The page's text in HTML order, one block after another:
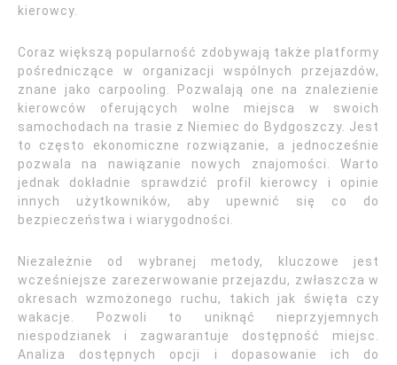
kierowcy.
Coraz większą popularność zdobywają także platformy
pośredniczące w organizacji wspólnych przejazdów,
znane jako carpooling. Pozwalają one na znalezienie
kierowców oferujących wolne miejsca w swoich
samochodach na trasie z Niemiec do Bydgoszczy. Jest
to często ekonomiczne rozwiązanie, a jednocześnie
pozwala na nawiązanie nowych znajomości. Warto
jednak dokładnie sprawdzić profil kierowcy i opinie
innych użytkowników, aby upewnić się co do
bezpieczeństwa i wiarygodności.
Niezależnie od wybranej metody, kluczowe jest
wcześniejsze zarezerwowanie przejazdu, zwłaszcza w
okresach wzmożonego ruchu, takich jak święta czy
wakacje. Pozwoli to uniknąć nieprzyjemnych
niespodzianek i zagwarantuje dostępność miejsc.
Analiza dostępnych opcji i dopasowanie ich do